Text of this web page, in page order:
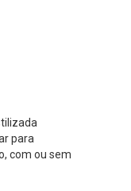
para
com ou sem